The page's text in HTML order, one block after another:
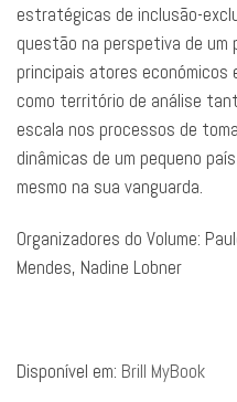
estratégicas de inclusão-
questão na perspetiva de um
principais atores económicos
como território de análise
escala nos processos de
dinâmicas de um pequeno
mesmo na sua vanguarda.
Organizadores do Volume:
Mendes, Nadine Lobner
Disponível em: Brill MyBook